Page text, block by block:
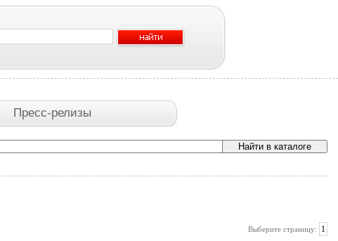
Пресс-релизы
Выберите страницу: 1